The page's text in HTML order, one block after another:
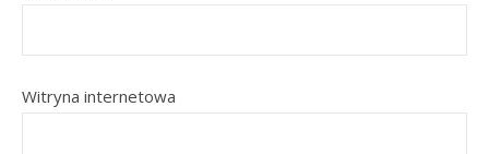
Witryna internetowa